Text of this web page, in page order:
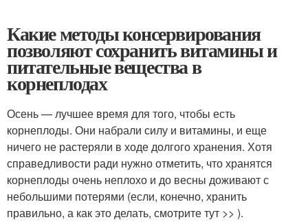
Какие методы консервирования
позволяют сохранить витамины и
питательные вещества в
корнеплодах
Осень — лучшее время для того, чтобы есть
корнеплоды. Они набрали силу и витамины, и еще
ничего не растеряли в ходе долгого хранения. Хотя
справедливости ради нужно отметить, что хранятся
корнеплоды очень неплохо и до весны доживают с
небольшими потерями (если, конечно, хранить
правильно, а как это делать, смотрите тут >> ).